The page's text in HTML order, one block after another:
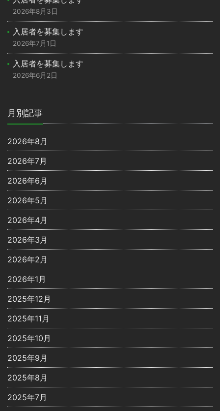
2026年8月3日
入居者を募集します
2026年7月1日
入居者を募集します
2026年6月2日
月別記事
2026年8月
2026年7月
2026年6月
2026年5月
2026年4月
2026年3月
2026年2月
2026年1月
2025年12月
2025年11月
2025年10月
2025年9月
2025年8月
2025年7月